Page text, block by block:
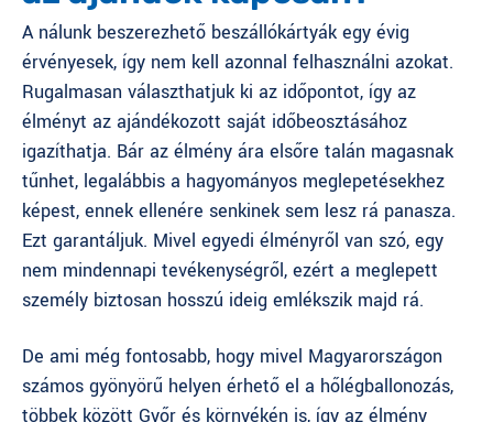
A nálunk beszerezhető beszállókártyák egy évig
érvényesek, így nem kell azonnal felhasználni azokat.
Rugalmasan választhatjuk ki az időpontot, így az
élményt az ajándékozott saját időbeosztásához
igazíthatja. Bár az élmény ára elsőre talán magasnak
tűnhet, legalábbis a hagyományos meglepetésekhez
képest, ennek ellenére senkinek sem lesz rá panasza.
Ezt garantáljuk. Mivel egyedi élményről van szó, egy
nem mindennapi tevékenységről, ezért a meglepett
személy biztosan hosszú ideig emlékszik majd rá.
De ami még fontosabb, hogy mivel Magyarországon
számos gyönyörű helyen érhető el a hőlégballonozás,
többek között Győr és környékén is, így az élmény